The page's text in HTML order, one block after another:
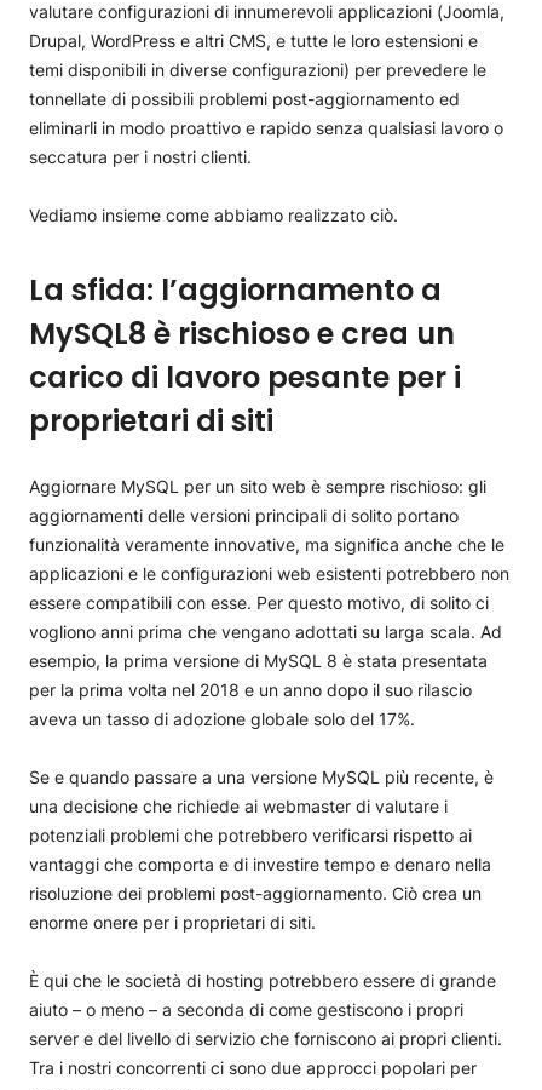
valutare configurazioni di innumerevoli applicazioni (Joomla,
Drupal, WordPress e altri CMS, e tutte le loro estensioni e
temi disponibili in diverse configurazioni) per prevedere le
tonnellate di possibili problemi post-aggiornamento ed
eliminarli in modo proattivo e rapido senza qualsiasi lavoro o
seccatura per i nostri clienti.
Vediamo insieme come abbiamo realizzato ciò.
La sfida: l’aggiornamento a
MySQL8 è rischioso e crea un
carico di lavoro pesante per i
proprietari di siti
Aggiornare MySQL per un sito web è sempre rischioso: gli
aggiornamenti delle versioni principali di solito portano
funzionalità veramente innovative, ma significa anche che le
applicazioni e le configurazioni web esistenti potrebbero non
essere compatibili con esse. Per questo motivo, di solito ci
vogliono anni prima che vengano adottati su larga scala. Ad
esempio, la prima versione di MySQL 8 è stata presentata
per la prima volta nel 2018 e un anno dopo il suo rilascio
aveva un tasso di adozione globale solo del 17%.
Se e quando passare a una versione MySQL più recente, è
una decisione che richiede ai webmaster di valutare i
potenziali problemi che potrebbero verificarsi rispetto ai
vantaggi che comporta e di investire tempo e denaro nella
risoluzione dei problemi post-aggiornamento. Ciò crea un
enorme onere per i proprietari di siti.
È qui che le società di hosting potrebbero essere di grande
aiuto – o meno – a seconda di come gestiscono i propri
server e del livello di servizio che forniscono ai propri clienti.
Tra i nostri concorrenti ci sono due approcci popolari per